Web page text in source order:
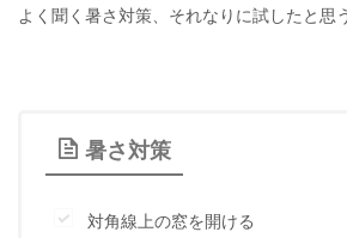
よく聞く暑さ対策、それなりに試したと思
暑さ対策
対角線上の窓を開ける